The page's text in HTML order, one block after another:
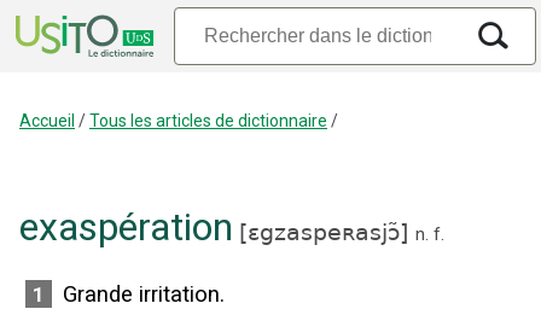
Accueil /Tous les articles de dictionnaire /
exaspération [ɛgzaspeʀasjɔ̃] n. f.
1
Grande irritation.